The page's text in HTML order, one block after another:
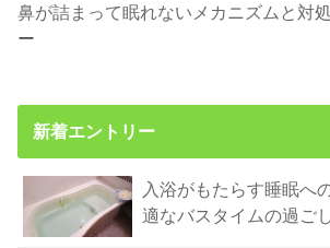
鼻が詰まって眠れないメカニズムと対
ー
新着エントリー
入浴がもたらす睡眠へ
適なバスタイムの過ご